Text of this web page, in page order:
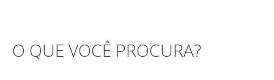
O QUE VOCÊ PROCURA?